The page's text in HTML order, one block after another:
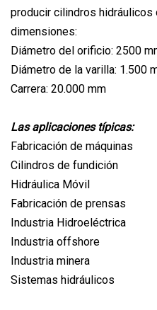
producir cilindros
dimensiones:
Diámetro del orificio: 2500
Diámetro de la varilla: 1.500
Carrera: 20.000 mm
Las aplicaciones típicas:
Fabricación de máquinas
Cilindros de fundición
Hidráulica Móvil
Fabricación de prensas
Industria Hidroeléctrica
Industria offshore
Industria minera
Sistemas hidráulicos